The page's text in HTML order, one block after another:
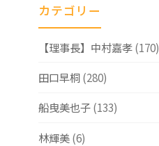
カテゴリー
【理事長】中村嘉孝(170)
田口早桐(280)
船曳美也子(133)
林輝美(6)